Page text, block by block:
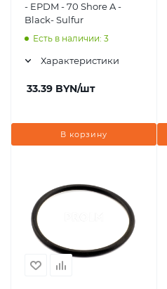
- EPDM - 70 Shore A -
Black- Sulfur
Есть в наличии: 3
Характеристики
33.39 BYN/шт
В корзину